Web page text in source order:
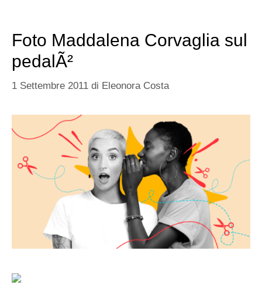
Foto Maddalena Corvaglia sul
pedalÃ²
1 Settembre 2011 di Eleonora Costa